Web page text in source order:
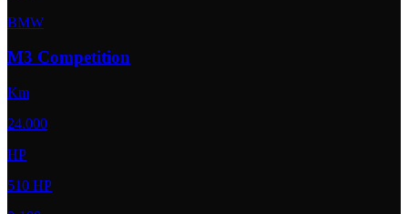
BMW
M3 Competition
Km
24.000
HP
510 HP